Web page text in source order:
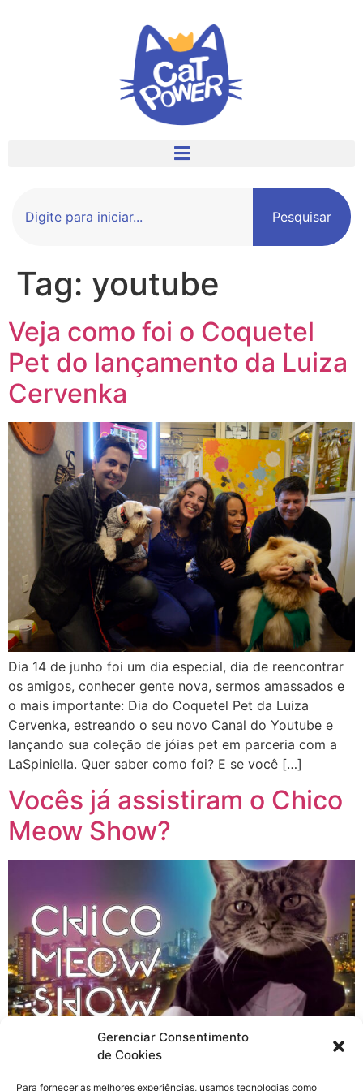
Gerenciar Consentimento
de Cookies
Para fornecer as melhores experiências, usamos tecnologias como
Pesquisar
Tag: youtube
Veja como foi o Coquetel
Pet do lançamento da Luiza
Cervenka
Dia 14 de junho foi um dia especial, dia de reencontrar
os amigos, conhecer gente nova, sermos amassados e
o mais importante: Dia do Coquetel Pet da Luiza
Cervenka, estreando o seu novo Canal do Youtube e
lançando sua coleção de jóias pet em parceria com a
LaSpiniella. Quer saber como foi? E se você […]
Vocês já assistiram o Chico
Meow Show?